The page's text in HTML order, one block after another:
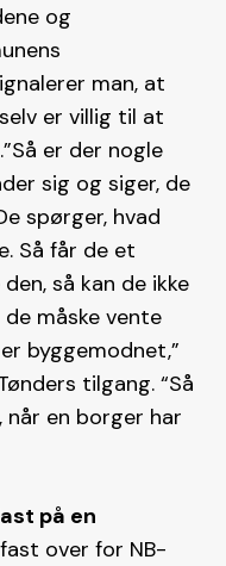
og
man, at
er villig til at
er der nogle
sig og siger, de
spørger, hvad
Så får de et
så kan de ikke
måske vente
byggemodnet,”
tilgang. “Så
en borger har
på en
over for NB-